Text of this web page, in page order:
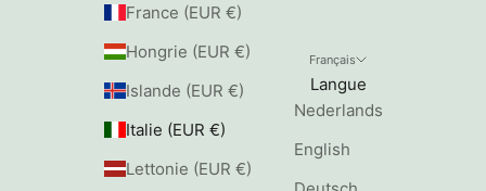
France (EUR €)
Hongrie (EUR €)
Islande (EUR €)
Italie (EUR €)
Lettonie (EUR €)
Français
Langue
Nederlands
English